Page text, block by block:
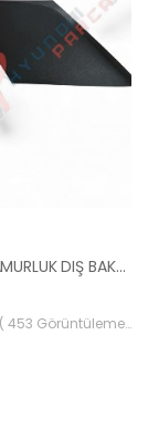
İ20 ARKA ÇAMURLUK DIŞ BAKALİTİ SOL 2015- ( PARLAK SİYAH ) 87360-C8000-YS
( 453 Görüntüleme )